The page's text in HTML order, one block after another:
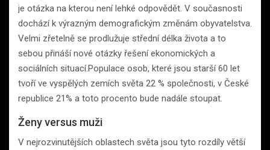
je otázka na kterou není lehké odpovědět. V současnosti
dochází k výrazným demografickým změnám obyvatelstva.
Velmi zřetelně se prodlužuje střední délka života a to
sebou přináší nové otázky řešení ekonomických a
sociálních situací.Populace osob, které jsou starší 60 let
tvoří ve vyspělých zemích světa 22 % společnosti, v České
republice 21% a toto procento bude nadále stoupat.
Ženy versus muži
V nejrozvinutějších oblastech světa jsou tyto rozdíly větší